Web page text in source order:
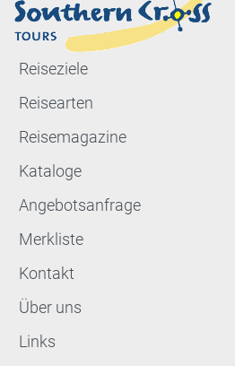
Reiseziele
Reisearten
Reisemagazine
Kataloge
Angebotsanfrage
Merkliste
Kontakt
Über uns
Links